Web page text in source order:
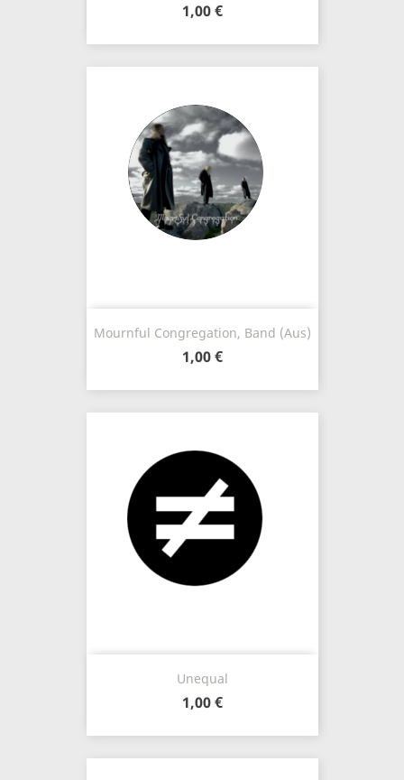
1,00 €
Mournful Congregation, Band (Aus)
1,00 €
Unequal
1,00 €